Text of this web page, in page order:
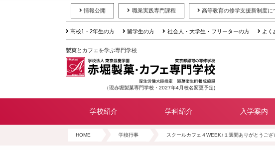
情報公開 職業実践専門課程 高等教育の修学支援新制度に
高校1・2年生の方 留学生の方 社会人・大学生・フリーターの方 よく
製菓とカフェを学ぶ専門学校
（現赤堀製菓専門学校・2027年4月校名変更予定)
学校紹介 学科紹介 入学案内
HOME 学校行事 スクールカフェ４WEEK♪１週間ありがとうご